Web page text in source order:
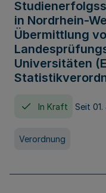
in Nordrhein-
Übermittlung
Universitäten
In Kraft Seit 01.
Verordnung